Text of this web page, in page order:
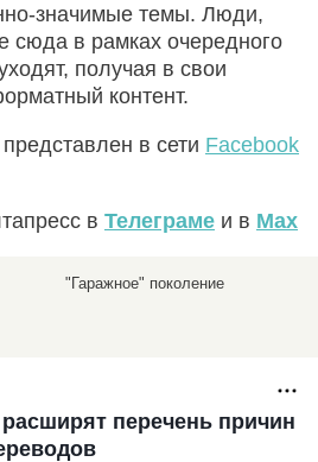
значимые темы. Люди,
сюда в рамках очередного
получая в свои
контент.
в сети Facebook
в Телеграме и в Max
"Гаражное" поколение
перечень причин